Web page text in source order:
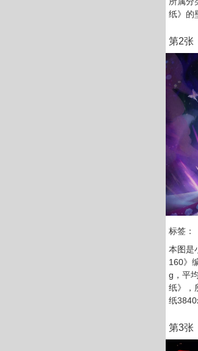
纸》的
第2张
标签：
本图是
160》
g，平
纸》，
纸
第3张